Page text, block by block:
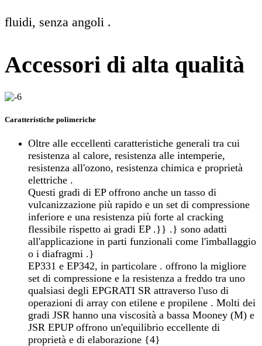
fluidi, senza angoli .
Accessori di alta qualità
Caratteristiche polimeriche
Oltre alle eccellenti caratteristiche generali tra cui
resistenza al calore, resistenza alle intemperie,
resistenza all'ozono, resistenza chimica e proprietà
elettriche .
Questi gradi di EP offrono anche un tasso di
vulcanizzazione più rapido e un set di compressione
inferiore e una resistenza più forte al cracking
flessibile rispetto ai gradi EP .}} .} sono adatti
all'applicazione in parti funzionali come l'imballaggio
o i diafragmi .}
EP331 e EP342, in particolare . offrono la migliore
set di compressione e la resistenza a freddo tra uno
qualsiasi degli EPGRATI SR attraverso l'uso di
operazioni di array con etilene e propilene . Molti dei
gradi JSR hanno una viscosità a bassa Mooney (M) e
JSR EPUP offrono un'equilibrio eccellente di
proprietà e di elaborazione {4}